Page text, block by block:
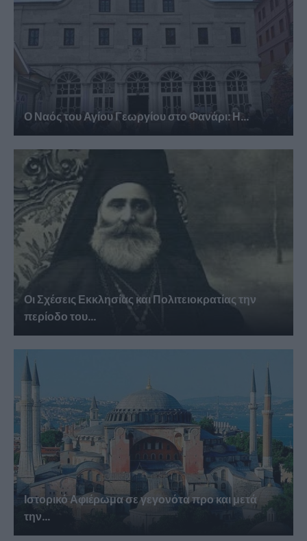
Ο Ναός του Αγίου Γεωργίου στο Φανάρι: Η...
Οι Σχέσεις Εκκλησίας και Πολιτειοκρατίας την
περίοδο του...
Ιστορικό Αφιέρωμα σε γεγονότα προ και μετά
την...